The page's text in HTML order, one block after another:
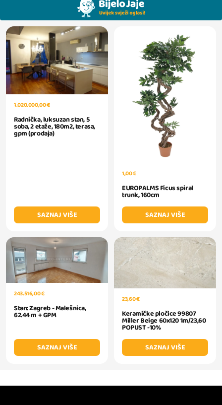
1.020.000,00 €
Radnička, luksuzan stan, 5
soba, 2 etaže, 180m2, terasa,
gpm (prodaja)
SAZNAJ VIŠE
1,00 €
EUROPALMS Ficus spiral
trunk, 160cm
SAZNAJ VIŠE
243.516,00 €
Stan: Zagreb - Malešnica,
62.44 m + GPM
SAZNAJ VIŠE
23,60 €
Keramičke pločice 99807
Miller Beige 60x120 1m/23,60
POPUST -10%
SAZNAJ VIŠE